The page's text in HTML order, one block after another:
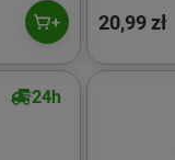
20,99 zł
24h